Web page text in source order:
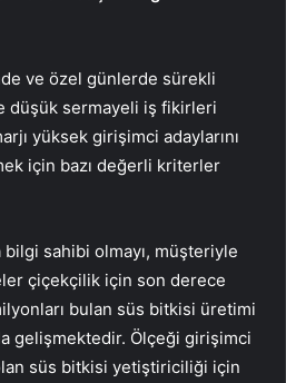
ve özel günlerde sürekli
düşük sermayeli iş fikirleri
yüksek girişimci adaylarını
için bazı değerli kriterler
bilgi sahibi olmayı, müşteriyle
çiçekçilik için son derece
bulan süs bitkisi üretimi
gelişmektedir. Ölçeği girişimci
süs bitkisi yetiştiriciliği için